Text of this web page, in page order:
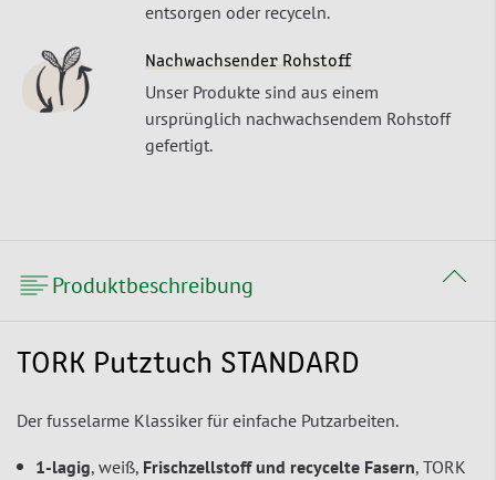
entsorgen oder recyceln.
Nachwachsender Rohstoff
Unser Produkte sind aus einem
ursprünglich nachwachsendem Rohstoff
gefertigt.
Produktbeschreibung
TORK Putztuch STANDARD
Der fusselarme Klassiker für einfache Putzarbeiten.
1-lagig, weiß, Frischzellstoff und recycelte Fasern, TORK